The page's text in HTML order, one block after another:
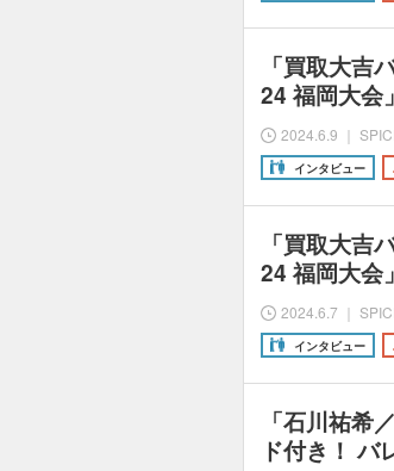
「買取大吉
24 福岡大会
2024.6.9 ｜
インタビュー
「買取大吉
24 福岡大会
2024.6.7 ｜
インタビュー
「石川祐希
ド付き！